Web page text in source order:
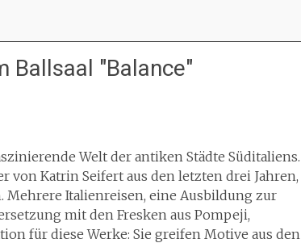
Ballsaal "Balance"
Welt der antiken Städte Süditaliens.
von Katrin Seifert aus den letzten drei Jahren,
Mehrere Italienreisen, eine Ausbildung zur
mit den Fresken aus Pompeji,
für diese Werke: Sie greifen Motive aus den